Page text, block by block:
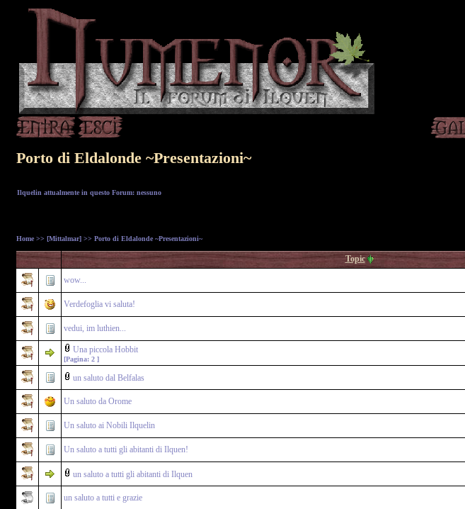
Porto di Eldalonde ~Presentazioni~
Ilquelin attualmente in questo Forum: nessuno
Home>> [Mittalmar]>> Porto di Eldalonde ~Presentazioni~
Topic
wow...
Verdefoglia vi saluta!
vedui, im luthien...
Una piccola Hobbit
[Pagina: 2]
un saluto dal Belfalas
Un saluto da Orome
Un saluto ai Nobili Ilquelin
Un saluto a tutti gli abitanti di Ilquen!
un saluto a tutti gli abitanti di Ilquen
un saluto a tutti e grazie